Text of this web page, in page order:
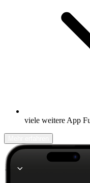
viele weitere App